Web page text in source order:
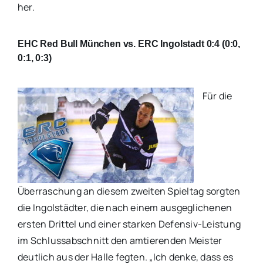
her.
EHC Red Bull München vs. ERC Ingolstadt 0:4 (0:0,
0:1, 0:3)
Für die
Überraschung an diesem zweiten Spieltag sorgten
die Ingolstädter, die nach einem ausgeglichenen
ersten Drittel und einer starken Defensiv-Leistung
im Schlussabschnitt den amtierenden Meister
deutlich aus der Halle fegten. „Ich denke, dass es